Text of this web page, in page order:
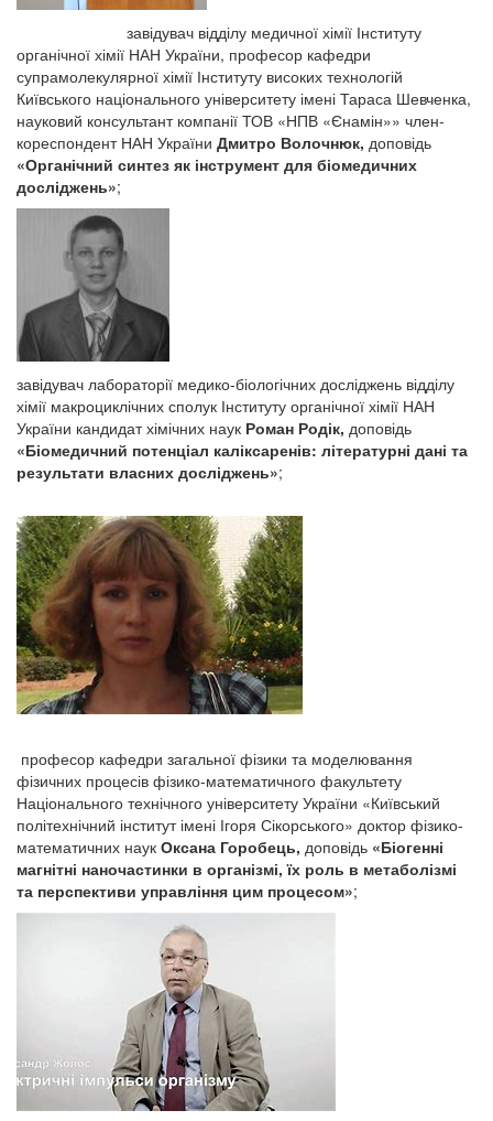
завідувач відділу медичної хімії Інституту
органічної хімії НАН України, професор кафедри
супрамолекулярної хімії Інституту високих технологій
Київського національного університету імені Тараса Шевченка,
науковий консультант компанії ТОВ «НПВ «Єнамін»» член-
кореспондент НАН України Дмитро Волочнюк, доповідь
«Органічний синтез як інструмент для біомедичних
досліджень»;
завідувач лабораторії медико-біологічних досліджень відділу
хімії макроциклічних сполук Інституту органічної хімії НАН
України кандидат хімічних наук Роман Родік, доповідь
«Біомедичний потенціал каліксаренів: літературні дані та
результати власних досліджень»;
професор кафедри загальної фізики та моделювання
фізичних процесів фізико-математичного факультету
Національного технічного університету України «Київський
політехнічний інститут імені Ігоря Сікорського» доктор фізико-
математичних наук Оксана Горобець, доповідь «Біогенні
магнітні наночастинки в організмі, їх роль в метаболізмі
та перспективи управління цим процесом»;